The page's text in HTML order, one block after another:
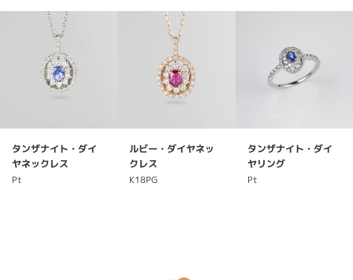
タンザナイト・ダイ
ヤネックレス
Pt
ルビー・ダイヤネッ
クレス
K18PG
タンザナイト・ダイ
ヤリング
Pt